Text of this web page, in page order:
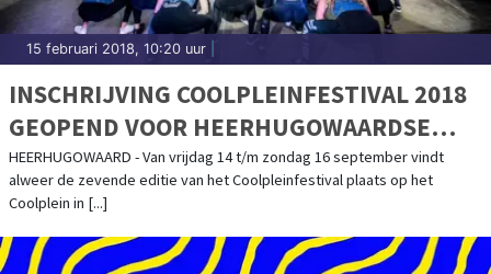
15 februari 2018, 10:20 uur
INSCHRIJVING COOLPLEINFESTIVAL 2018
GEOPEND VOOR HEERHUGOWAARDSE
AMATEURVERENIGINGEN
HEERHUGOWAARD - Van vrijdag 14 t/m zondag 16 september vindt
alweer de zevende editie van het Coolpleinfestival plaats op het
Coolplein in [...]